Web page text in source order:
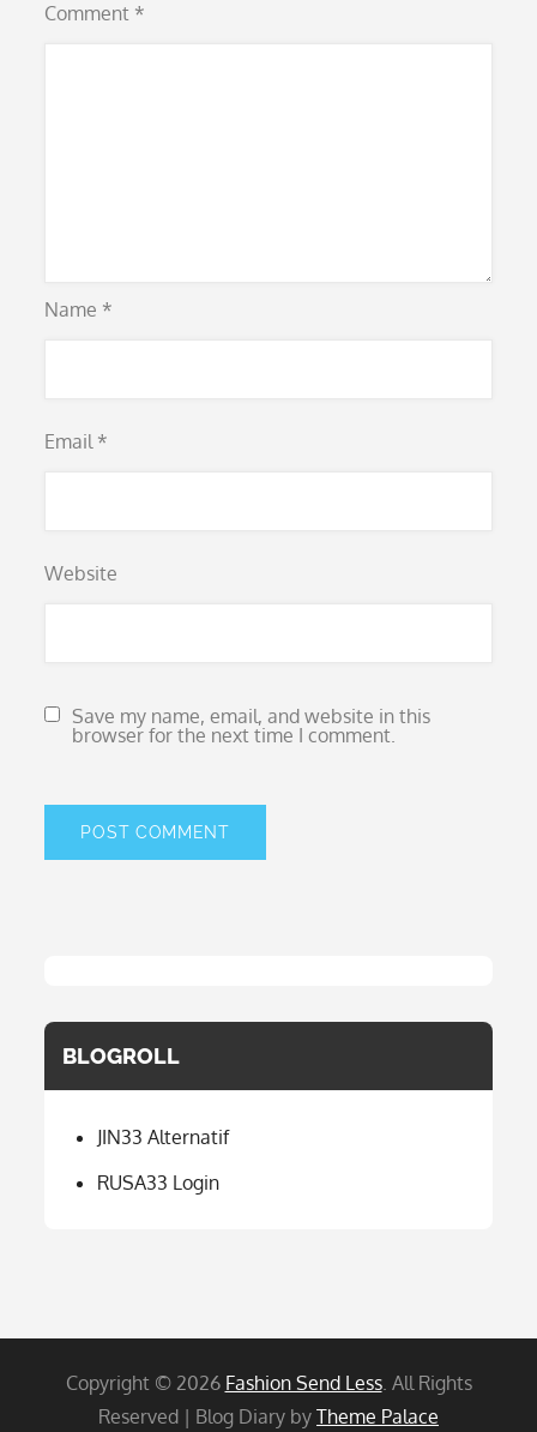
Comment *
Name *
Email *
Website
Save my name, email, and website in this
browser for the next time I comment.
BLOGROLL
JIN33 Alternatif
RUSA33 Login
Copyright © 2026 Fashion Send Less. All Rights
Reserved | Blog Diary by Theme Palace